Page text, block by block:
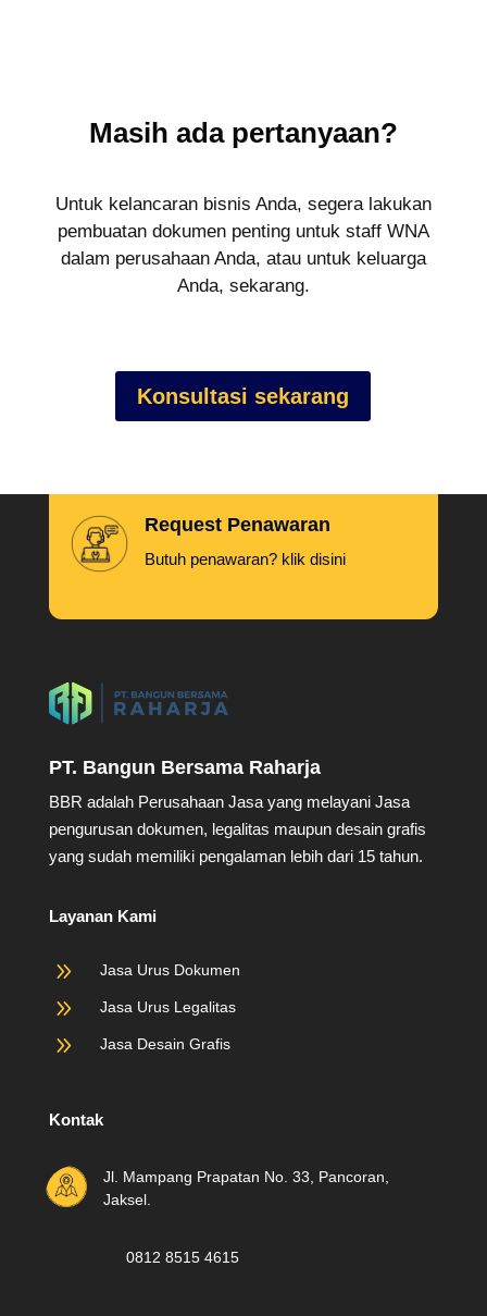
Masih ada pertanyaan?
Untuk kelancaran bisnis Anda, segera lakukan
pembuatan dokumen penting untuk staff WNA
dalam perusahaan Anda, atau untuk keluarga
Anda, sekarang.
Konsultasi sekarang
Request Penawaran
Butuh penawaran? klik disini
PT. Bangun Bersama Raharja
BBR adalah Perusahaan Jasa yang melayani Jasa
pengurusan dokumen, legalitas maupun desain grafis
yang sudah memiliki pengalaman lebih dari 15 tahun.
Layanan Kami
9 Jasa Urus Dokumen
9 Jasa Urus Legalitas
9 Jasa Desain Grafis
Kontak
Jl. Mampang Prapatan No. 33, Pancoran,
Jaksel.
0812 8515 4615